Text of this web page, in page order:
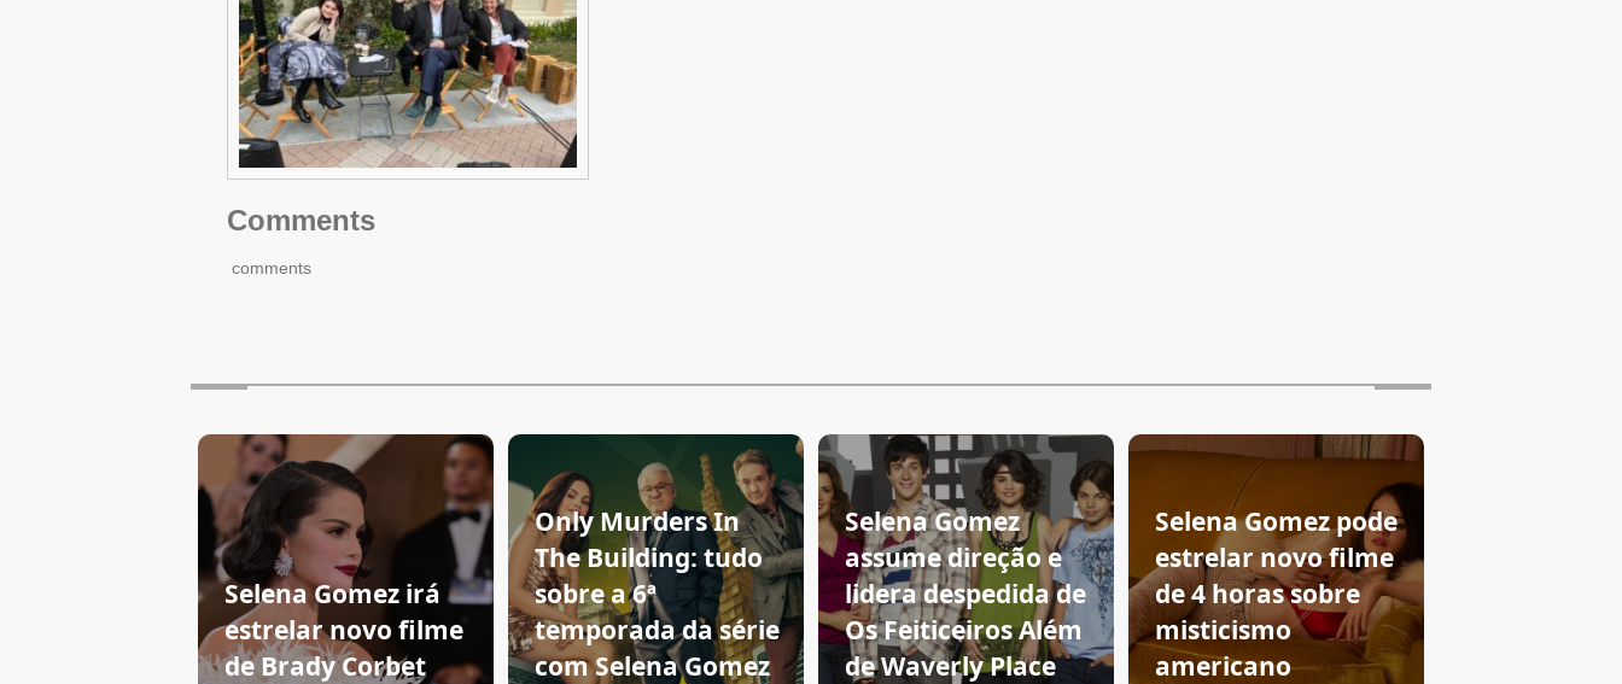
Comments
comments
Selena Gomez irá
estrelar novo filme
de Brady Corbet
Only Murders In
The Building: tudo
sobre a 6ª
temporada da série
com Selena Gomez
Selena Gomez
assume direção e
lidera despedida de
Os Feiticeiros Além
de Waverly Place
Selena Gomez pode
estrelar novo filme
de 4 horas sobre
misticismo
americano